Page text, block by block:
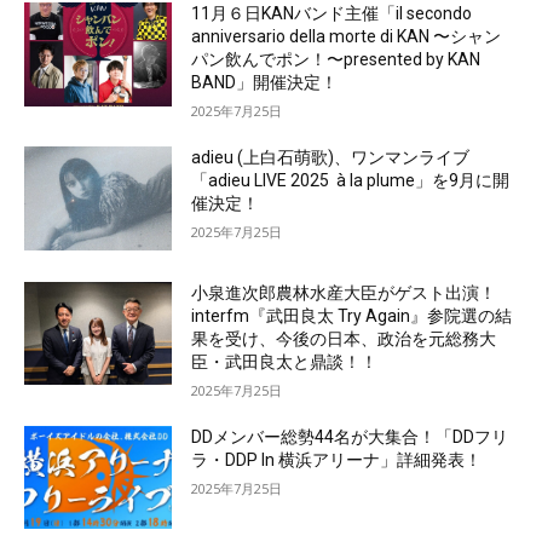
11月６日KANバンド主催「il secondo
anniversario della morte di KAN 〜シャン
パン飲んでポン！〜presented by KAN
BAND」開催決定！
2025年7月25日
adieu (上白石萌歌)、ワンマンライブ
「adieu LIVE 2025 à la plume」を9月に開
催決定！
2025年7月25日
小泉進次郎農林水産大臣がゲスト出演！
interfm『武田良太 Try Again』参院選の結
果を受け、今後の日本、政治を元総務大
臣・武田良太と鼎談！！
2025年7月25日
DDメンバー総勢44名が大集合！「DDフリ
ラ・DDP In 横浜アリーナ」詳細発表！
2025年7月25日